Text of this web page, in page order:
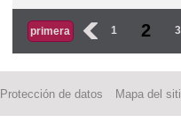
Páginas
primera ‹ 1 2 3
Protección de datos Mapa del